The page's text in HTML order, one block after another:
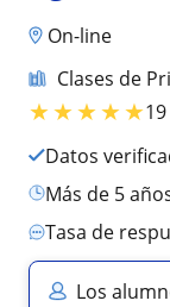
On-line
Clases de
★★★★★
Datos
más de 5
Tasa de
Los